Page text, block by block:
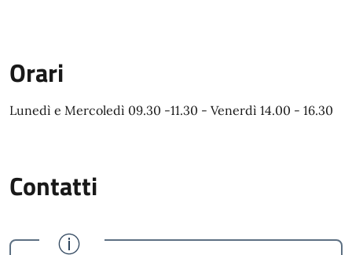
Orari
Lunedì e Mercoledì 09.30 -11.30 - Venerdì 14.00 - 16.30
Contatti